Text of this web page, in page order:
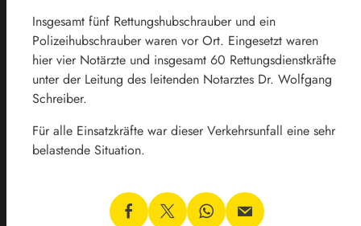
Insgesamt fünf Rettungshubschrauber und ein
Polizeihubschrauber waren vor Ort. Eingesetzt waren
hier vier Notärzte und insgesamt 60 Rettungsdienstkräfte
unter der Leitung des leitenden Notarztes Dr. Wolfgang
Schreiber.
Für alle Einsatzkräfte war dieser Verkehrsunfall eine sehr
belastende Situation.